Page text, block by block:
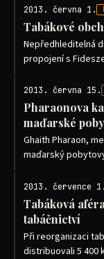
2013. června 1.
Tabákové
Nepředhleditelná
propojení s
2013. června 15.
Pharaonova
maďarské
Ghaith Pharaon,
maďarský
2013. července 1.
Tabáková
tabáčnictví
Při reorganizaci
distribuovali 5 400